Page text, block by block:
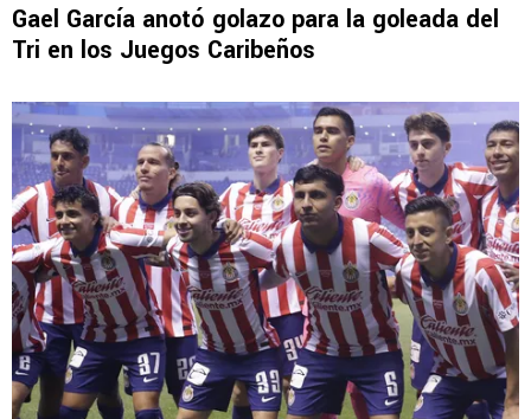
Gael García anotó golazo para la goleada del
Tri en los Juegos Caribeños